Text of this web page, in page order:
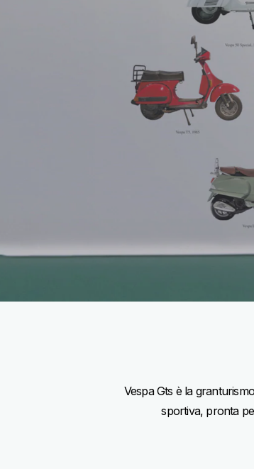
Vespa Gts è la
sportiva, pronta